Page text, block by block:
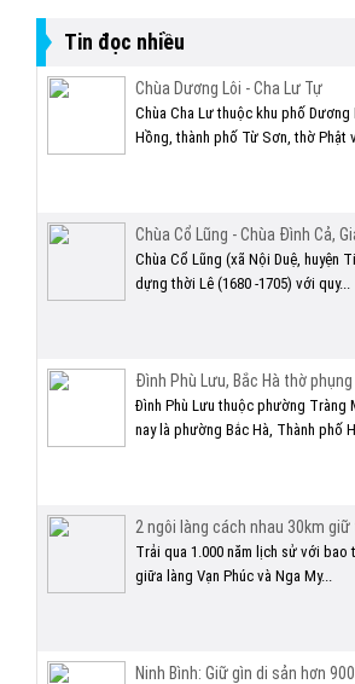
Tin đọc nhiều
Chùa Dương Lôi - Cha Lư Tự
Chùa Cha Lư thuộc khu phố
Hồng, thành phố Từ Sơn, thờ Phật
Chùa Cổ Lũng - Chùa Đình Cả,
Chùa Cổ Lũng (xã Nội Duệ, huyện
dựng thời Lê (1680 -1705) với quy...
Đình Phù Lưu, Bắc Hà thờ phụng
Đình Phù Lưu thuộc phường Tràng
nay là phường Bắc Hà, Thành phố
2 ngôi làng cách nhau 30km giữ
Trải qua 1.000 năm lịch sử với bao
giữa làng Vạn Phúc và Nga My...
Ninh Bình: Giữ gìn di sản hơn